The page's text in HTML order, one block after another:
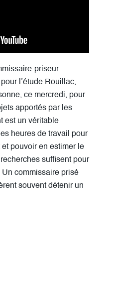
priseur
l’étude Rouillac,
ce mercredi, pour
apportés par les
est un véritable
heures de travail pour
et pouvoir en estimer le
suffisent pour
commissaire prisé
souvent détenir un